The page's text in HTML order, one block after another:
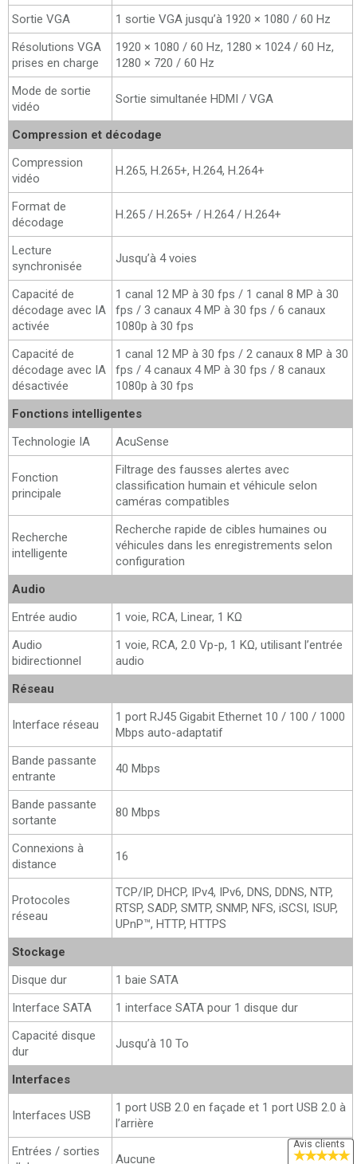
Sortie VGA
1 sortie VGA jusqu’à 1920 × 1080 / 60 Hz
Résolutions VGA
prises en charge
1920 × 1080 / 60 Hz, 1280 × 1024 / 60 Hz,
1280 × 720 / 60 Hz
Mode de sortie
vidéo
Sortie simultanée HDMI / VGA
Compression et décodage
Compression
vidéo
H.265, H.265+, H.264, H.264+
Format de
décodage
H.265 / H.265+ / H.264 / H.264+
Lecture
synchronisée
Jusqu’à 4 voies
Capacité de
décodage avec IA
activée
1 canal 12 MP à 30 fps / 1 canal 8 MP à 30
fps / 3 canaux 4 MP à 30 fps / 6 canaux
1080p à 30 fps
Capacité de
décodage avec IA
désactivée
1 canal 12 MP à 30 fps / 2 canaux 8 MP à 30
fps / 4 canaux 4 MP à 30 fps / 8 canaux
1080p à 30 fps
Fonctions intelligentes
Technologie IA
AcuSense
Fonction
principale
Filtrage des fausses alertes avec
classification humain et véhicule selon
caméras compatibles
Recherche
intelligente
Recherche rapide de cibles humaines ou
véhicules dans les enregistrements selon
configuration
Audio
Entrée audio
1 voie, RCA, Linear, 1 KΩ
Audio
bidirectionnel
1 voie, RCA, 2.0 Vp-p, 1 KΩ, utilisant l’entrée
audio
Réseau
Interface réseau
1 port RJ45 Gigabit Ethernet 10 / 100 / 1000
Mbps auto-adaptatif
Bande passante
entrante
40 Mbps
Bande passante
sortante
80 Mbps
Connexions à
distance
16
Protocoles
réseau
TCP/IP, DHCP, IPv4, IPv6, DNS, DDNS, NTP,
RTSP, SADP, SMTP, SNMP, NFS, iSCSI, ISUP,
UPnP™, HTTP, HTTPS
Stockage
Disque dur
1 baie SATA
Interface SATA
1 interface SATA pour 1 disque dur
Capacité disque
dur
Jusqu’à 10 To
Interfaces
Interfaces USB
1 port USB 2.0 en façade et 1 port USB 2.0 à
l’arrière
Entrées / sorties
Aucune
Avis clients
★★★★★